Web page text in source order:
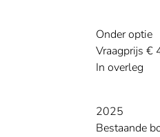
Onder optie
Vraagprijs €
In overleg
2025
Bestaande